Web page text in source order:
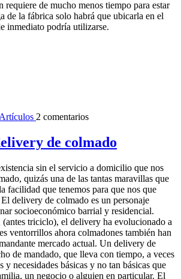
requiere de mucho menos tiempo para estar
de la fábrica solo habrá que ubicarla en el
inmediato podría utilizarse.
Artículos 2 comentarios
de colmado
sin el servicio a domicilio que nos
quizás una de las tantas maravillas que
facilidad que tenemos para que nos que
delivery de colmado es un personaje
socioeconómico barrial y residencial.
triciclo), el delivery ha evolucionado a
ventorrillos ahora colmadones también han
mercado actual. Un delivery de
de mandado, que lleva con tiempo, a veces
y necesidades básicas y no tan básicas que
un negocio o alguien en particular. El